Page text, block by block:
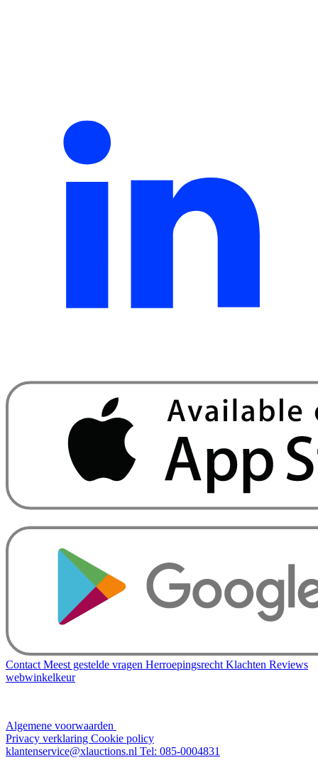
Contact Meest gestelde vragen Herroepingsrecht Klachten Reviews
webwinkelkeur
Algemene voorwaarden
Privacy verklaring Cookie policy
klantenservice@xlauctions.nl Tel: 085-0004831